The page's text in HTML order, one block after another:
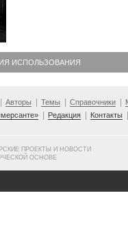
ИСПОЛЬЗОВАНИЯ
Авторы Темы Справочники
Редакция Контакты
ПРОЕКТЫ И НОВОСТИ
ОСНОВЕ